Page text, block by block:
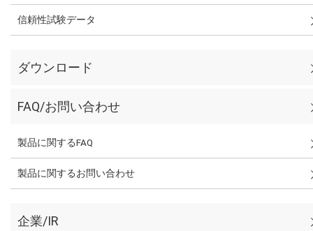
信頼性試験データ
ダウンロード
FAQ/お問い合わせ
製品に関するFAQ
製品に関するお問い合わせ
企業/IR